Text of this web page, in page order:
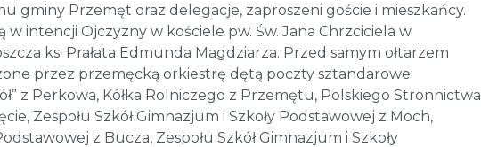
gminy Przemęt oraz delegacje, zaproszeni goście i mieszkańcy.
w intencji Ojczyzny w kościele pw. Św. Jana Chrzciciela w
ks. Prałata Edmunda Magdziarza. Przed samym ołtarzem
przez przemęcką orkiestrę dętą poczty sztandarowe:
z Perkowa, Kółka Rolniczego z Przemętu, Polskiego Stronnictwa
Zespołu Szkół Gimnazjum i Szkoły Podstawowej z Moch,
z Bucza, Zespołu Szkół Gimnazjum i Szkoły